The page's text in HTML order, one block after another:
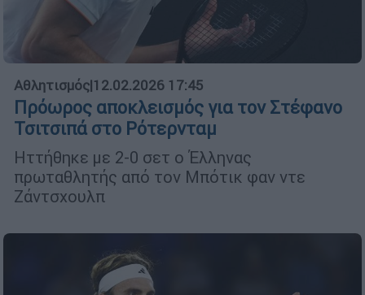
Αθλητισμός|12.02.2026 17:45
Πρόωρος αποκλεισμός για τον Στέφανο
Τσιτσιπά στο Ρότερνταμ
Ηττήθηκε με 2-0 σετ ο Έλληνας
πρωταθλητής από τον Μπότικ φαν ντε
Ζάντσχουλπ